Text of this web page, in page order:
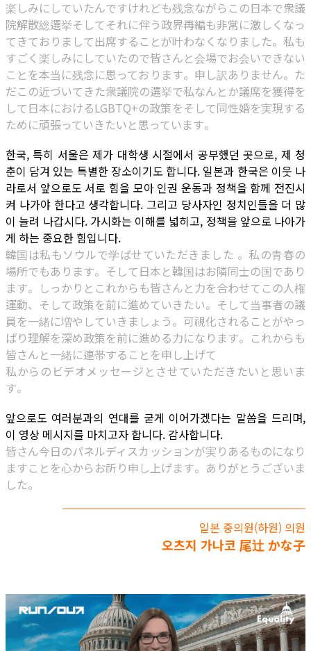
楽しみにしていたんですけれども残念ながらこの日本で衆議
院解散総選挙そしてそれに伴う政界再編も非常に激しくなっ
てきておりまして出席することが叶わなくなりました。私も
すごく楽しみにしていたので皆さんと会場でお会いできない
ことを本当に残念に思っております。申し訳ありません。た
だこの近づいてきた衆議院の選挙で私なんとか議席を獲得を
して日本におけるLGBTQ+の政策をそして同性婚を実現する
ために頑張っていきたいと思っています。
한국, 특히 서울은 제가 대학생 시절에서 공부했던 곳으로, 제 청
춘이 담겨 있는 특별한 장소이기도 합니다. 일본과 한국은 이웃 나
라로서 앞으로도 서로 힘을 모아 인권 운동과 정책을 함께 전진시
켜 나가야 한다고 생각합니다. 그리고 당사자인 정치인들을 더 많
이 늘려 나갑시다. 가시화는 이해를 넓히고, 정책을 앞으로 나아가
게 하는 중요한 힘입니다.
韓国は私もソウルで学ばせていただきました 。私の青春の
場所でもあります。そして日本と韓国はお隣同士の国であり
ます。しっかりとこれからも皆さんと力を合わせてこの人権
運動、そして政策を前に進めていきたい。そして当事者の議
員を一緒に増やしていきましょう。可視化されることがやっ
ぱり理解を深め政策を前に進める力になります。これからも
皆さんと一緒に連帯することを申し上げて
私からのビデオメッセージとさせていただきたいと思いま
す。
앞으로도 여러분과의 연대를 굳게 이어가겠다는 말씀을 드리며,
이 영상 메시지를 마치고자 합니다. 감사합니다.
皆さん今日のパネルディスカッションが実りあるものになり
ますことを心からお祈り申し上げます。ありがとうございま
した。
일본 중의원(하원) 의원
오츠지 가나코 尾辻 かな子